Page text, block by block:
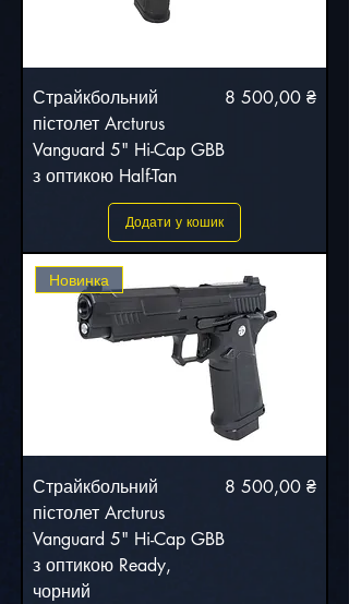
Страйкбольний
пістолет Arcturus
Vanguard 5" Hi-Cap GBB
з оптикою Half-Tan
Ціна
8 500,00 ₴
Додати у кошик
Новинка
Страйкбольний
пістолет Arcturus
Vanguard 5" Hi-Cap GBB
з оптикою Ready,
чорний
Ціна
8 500,00 ₴